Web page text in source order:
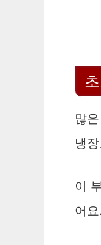
많
냉
이
어요.